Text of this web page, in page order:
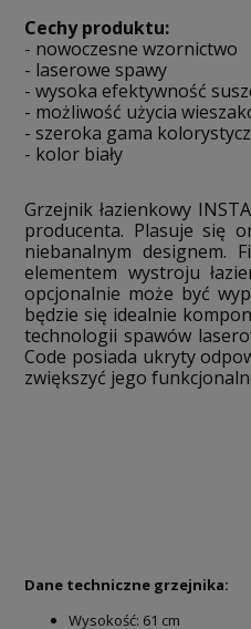
Cechy produktu:
- nowoczesne wzornictwo
- laserowe spawy
- wysoka efektywność
- możliwość użycia
- szeroka gama
- kolor biały
Grzejnik łazienkowy
producenta. Plasuje się
niebanalnym designem.
elementem wystroju
opcjonalnie może być
będzie się idealnie
technologii spawów
Code posiada ukryty
zwiększyć jego
Dane techniczne grzejnika:
Wysokość: 61 cm